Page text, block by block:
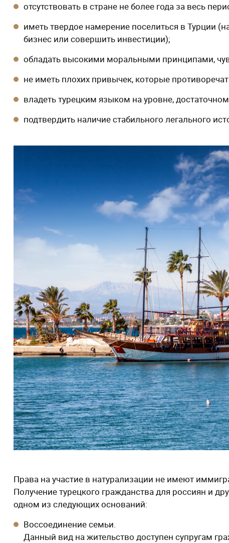
отсутствовать в стране не более года за весь
иметь твердое намерение поселиться в Турции
бизнес или совершить инвестиции);
обладать высокими моральными принципами,
не иметь плохих привычек, которые
владеть турецким языком на уровне,
подтвердить наличие стабильного легального
Права на участие в натурализации не имеют
Получение турецкого гражданства для россиян и
одном из следующих оснований:
Воссоединение семьи.
Данный вид на жительство доступен супругам